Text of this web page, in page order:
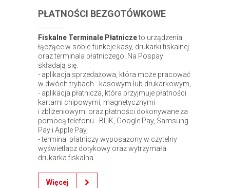
PŁATNOŚCI BEZGOTÓWKOWE
Fiskalne Terminale Płatniczeto urządzenia
łączące w sobie funkcje kasy, drukarki fiskalnej
oraz terminala płatniczego. Na Pospay
składają się:
- aplikacja sprzedażowa, która może pracować
w dwóch trybach - kasowym lub drukarkowym,
- aplikacja płatnicza, która przyjmuje płatności
kartami chipowymi, magnetycznymi
i zbliżeniowymi oraz płatności dokonywane za
pomocą telefonu - BLIK, Google Pay, Samsung
Pay i Apple Pay,
- terminal płatniczy wyposażony w czytelny
wyświetlacz dotykowy oraz wytrzymała
drukarka fiskalna.
Więcej